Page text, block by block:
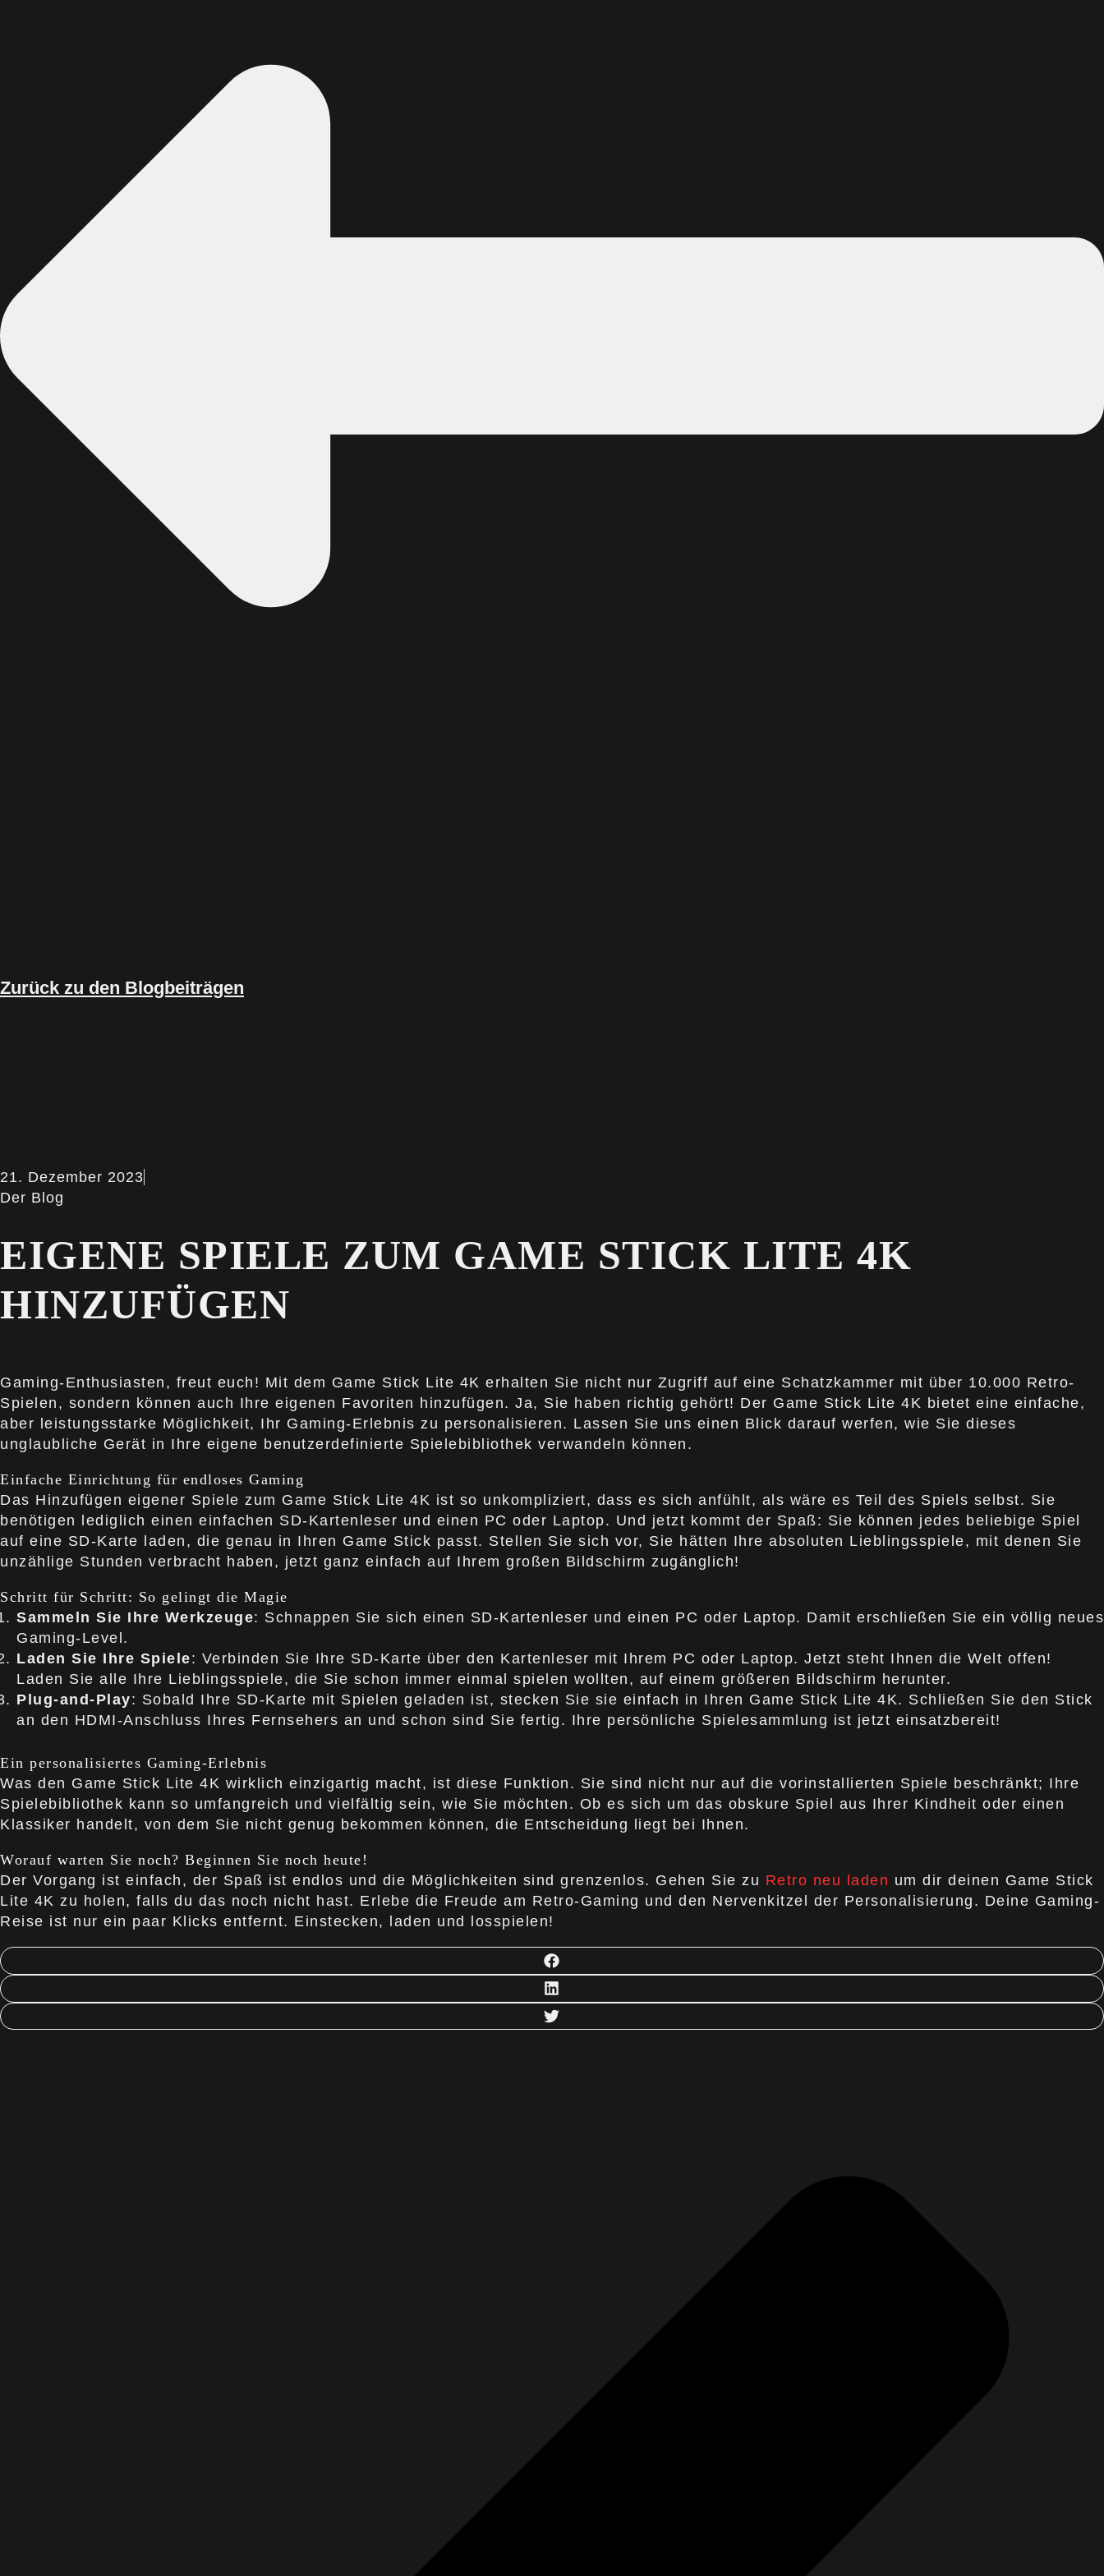
Zurück zu den Blogbeiträgen
21. Dezember 2023
Der Blog
EIGENE SPIELE ZUM GAME STICK LITE 4K
HINZUFÜGEN
Gaming-Enthusiasten, freut euch! Mit dem Game Stick Lite 4K erhalten Sie nicht nur Zugriff auf eine Schatzkammer mit über 10.000 Retro-
Spielen, sondern können auch Ihre eigenen Favoriten hinzufügen. Ja, Sie haben richtig gehört! Der Game Stick Lite 4K bietet eine einfache,
aber leistungsstarke Möglichkeit, Ihr Gaming-Erlebnis zu personalisieren. Lassen Sie uns einen Blick darauf werfen, wie Sie dieses
unglaubliche Gerät in Ihre eigene benutzerdefinierte Spielebibliothek verwandeln können.
Einfache Einrichtung für endloses Gaming
Das Hinzufügen eigener Spiele zum Game Stick Lite 4K ist so unkompliziert, dass es sich anfühlt, als wäre es Teil des Spiels selbst. Sie
benötigen lediglich einen einfachen SD-Kartenleser und einen PC oder Laptop. Und jetzt kommt der Spaß: Sie können jedes beliebige Spiel
auf eine SD-Karte laden, die genau in Ihren Game Stick passt. Stellen Sie sich vor, Sie hätten Ihre absoluten Lieblingsspiele, mit denen Sie
unzählige Stunden verbracht haben, jetzt ganz einfach auf Ihrem großen Bildschirm zugänglich!
Schritt für Schritt: So gelingt die Magie
Sammeln Sie Ihre Werkzeuge: Schnappen Sie sich einen SD-Kartenleser und einen PC oder Laptop. Damit erschließen Sie ein völlig neues
Gaming-Level.
Laden Sie Ihre Spiele: Verbinden Sie Ihre SD-Karte über den Kartenleser mit Ihrem PC oder Laptop. Jetzt steht Ihnen die Welt offen!
Laden Sie alle Ihre Lieblingsspiele, die Sie schon immer einmal spielen wollten, auf einem größeren Bildschirm herunter.
Plug-and-Play: Sobald Ihre SD-Karte mit Spielen geladen ist, stecken Sie sie einfach in Ihren Game Stick Lite 4K. Schließen Sie den Stick
an den HDMI-Anschluss Ihres Fernsehers an und schon sind Sie fertig. Ihre persönliche Spielesammlung ist jetzt einsatzbereit!
Ein personalisiertes Gaming-Erlebnis
Was den Game Stick Lite 4K wirklich einzigartig macht, ist diese Funktion. Sie sind nicht nur auf die vorinstallierten Spiele beschränkt; Ihre
Spielebibliothek kann so umfangreich und vielfältig sein, wie Sie möchten. Ob es sich um das obskure Spiel aus Ihrer Kindheit oder einen
Klassiker handelt, von dem Sie nicht genug bekommen können, die Entscheidung liegt bei Ihnen.
Worauf warten Sie noch? Beginnen Sie noch heute!
Der Vorgang ist einfach, der Spaß ist endlos und die Möglichkeiten sind grenzenlos. Gehen Sie zu Retro neu laden um dir deinen Game Stick
Lite 4K zu holen, falls du das noch nicht hast. Erlebe die Freude am Retro-Gaming und den Nervenkitzel der Personalisierung. Deine Gaming-
Reise ist nur ein paar Klicks entfernt. Einstecken, laden und losspielen!